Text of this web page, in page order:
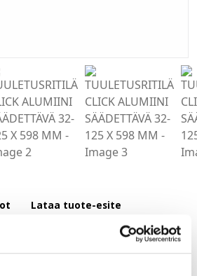
Lataa tuote-esite